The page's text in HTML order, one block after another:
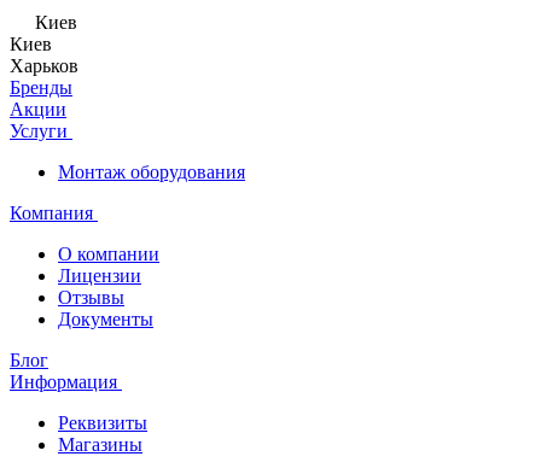
Киев
Киев
Харьков
Бренды
Акции
Услуги
Монтаж оборудования
Компания
О компании
Лицензии
Отзывы
Документы
Блог
Информация
Реквизиты
Магазины